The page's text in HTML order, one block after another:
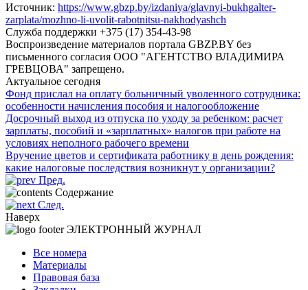
Источник: https://www.gbzp.by/izdaniya/glavnyi-bukhgalter-
zarplata/mozhno-li-uvolit-rabotnitsu-nakhodyashch
Служба поддержки +375 (17) 354-43-98
Воспроизведение материалов портала GBZP.BY без
письменного согласия OOO "АГЕНТСТВО ВЛАДИМИРА
ГРЕВЦОВА" запрещено.
Актуальное сегодня
Фонд прислал на оплату больничный уволенного сотрудника:
особенности начисления пособия и налогообложение
Досрочный выход из отпуска по уходу за ребенком: расчет
зарплаты, пособий и «зарплатных» налогов при работе на
условиях неполного рабочего времени
Вручение цветов и сертификата работнику в день рождения:
какие налоговые последствия возникнут у организации?
Пред.
Содержание
След.
Наверх
ЭЛЕКТРОННЫЙ ЖУРНАЛ
Все номера
Материалы
Правовая база